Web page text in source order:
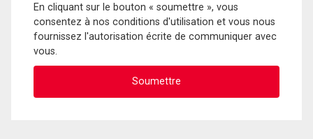
En cliquant sur le bouton « soumettre », vous
consentez à nos conditions d'utilisation et vous nous
fournissez l'autorisation écrite de communiquer avec
vous.